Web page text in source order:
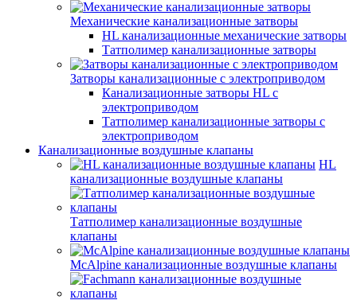
Механические канализационные затворы
HL канализационные механические затворы
Татполимер канализационные затворы
Затворы канализационные с электроприводом
Канализационные затворы HL с
электроприводом
Татполимер канализационные затворы с
электроприводом
Канализационные воздушные клапаны
HL
канализационные воздушные клапаны
Татполимер канализационные воздушные
клапаны
McAlpine канализационные воздушные клапаны